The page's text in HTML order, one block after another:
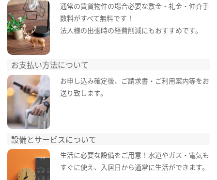
通常の賃貸物件の場合必要な敷金・礼金・仲介手
数料がすべて無料です！
法人様の出張時の経費削減にもおすすめです。
お支払い方法について
お申し込み確定後、ご請求書・ご利用案内等をお
送り致します。
設備とサービスについて
生活に必要な設備をご用意！水道やガス・電気も
すぐに使え、入居日から通常に生活ができます。